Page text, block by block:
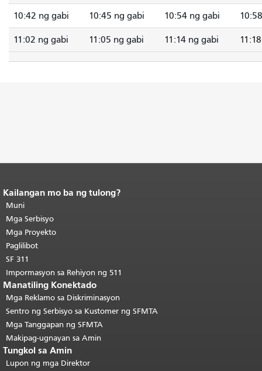
10:42 ng gabi 10:45 ng gabi 10:54 ng gabi
11:02 ng gabi 11:05 ng gabi 11:14 ng gabi
Katapusan ng nilalaman ng
pahina.
pahinang ito ay nauulit sa bawat
pahina.Bumalik sa tuktok ng
pangunahing nilalaman
Kailangan mo ba ng tulong?
Muni
Mga Serbisyo
Mga Proyekto
Paglilibot
SF 311
Impormasyon sa Rehiyon ng 511
Manatiling Konektado
Mga Reklamo sa Diskriminasyon
Sentro ng Serbisyo sa Kustomer ng SFMTA
Mga Tanggapan ng SFMTA
Makipag-ugnayan sa Amin
Tungkol sa Amin
Lupon ng mga Direktor